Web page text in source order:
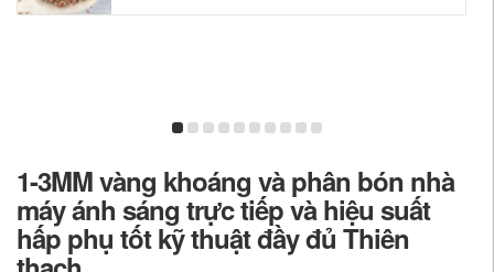
1-3MM vàng khoáng và phân bón nhà
máy ánh sáng trực tiếp và hiệu suất
hấp phụ tốt kỹ thuật đầy đủ Thiên